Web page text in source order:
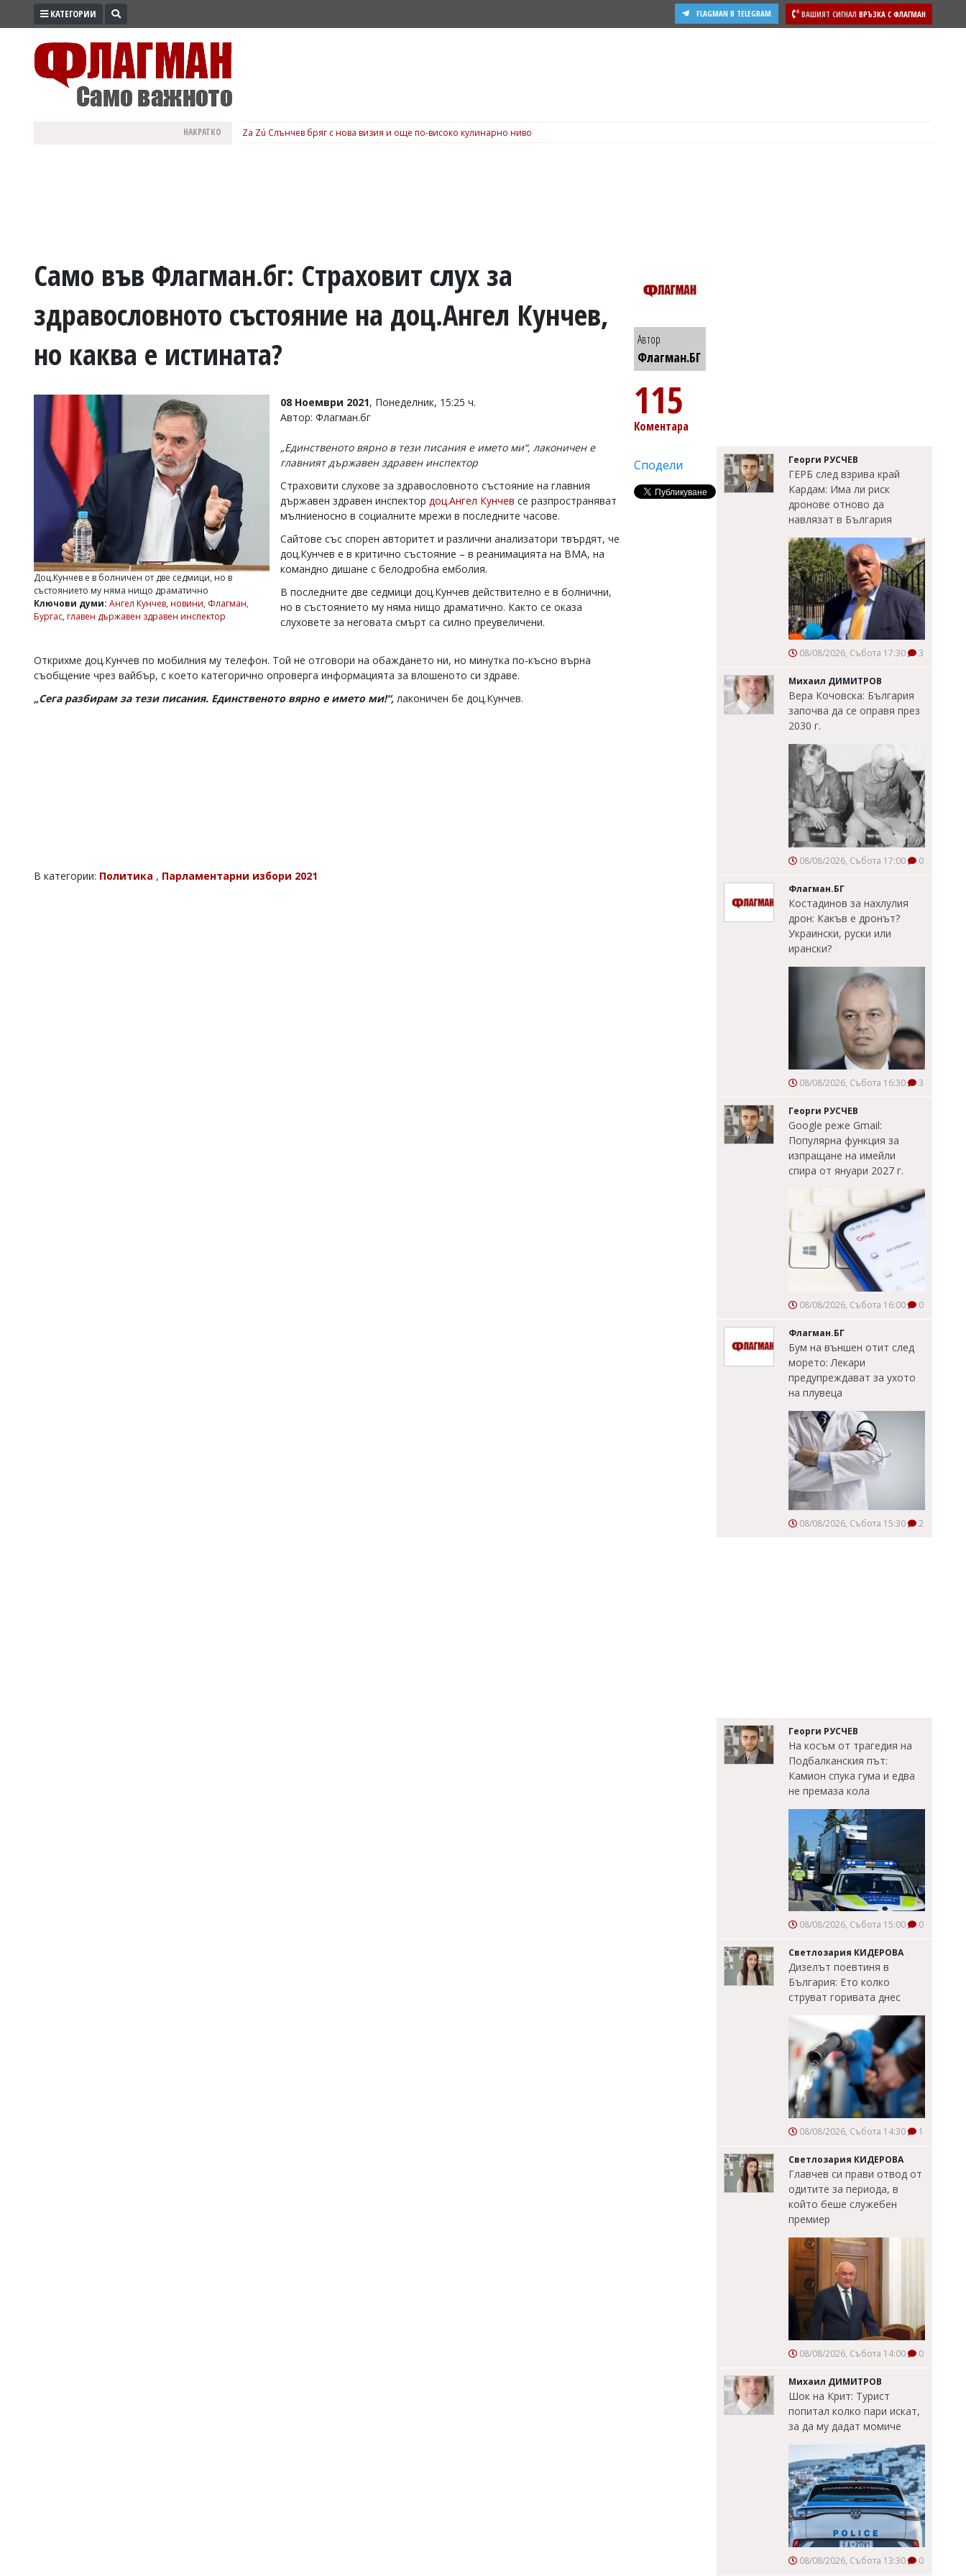
ПРОМО
ВОЙНАТА
УКРАЙНА
РАЗСЛЕДВАНЕ
БИЗНЕС
Управители:
v.vasilev@flagman.bg
Касабова,
k.kassabova@flagman.bg
Главен
редактор:
Коментарите
КАТЕГОРИИ ВАШИЯТ СИГНАЛ ВРЪЗКА С ФЛАГМАН
FLAGMAN В TELEGRAM
НАКРАТКО Za Zú Слънчев бряг с нова визия и още по-високо кулинарно ниво
Само във Флагман.бг: Страховит слух за
здравословното състояние на доц.Ангел Кунчев,
но каква е истината?
Доц.Кунчев е в болничен от две седмици, но в
състоянието му няма нищо драматично
Ключови думи: Ангел Кунчев, новини, Флагман,
Бургас, главен държавен здравен инспектор
08 Ноември 2021, Понеделник, 15:25 ч.
Автор: Флагман.бг
„Единственото вярно в тези писания е името ми“, лаконичен е
главният държавен здравен инспектор
Страховити слухове за здравословното състояние на главния
държавен здравен инспектор доц.Ангел Кунчев се разпространяват
мълниеносно в социалните мрежи в последните часове.
Сайтове със спорен авторитет и различни анализатори твърдят, че
доц.Кунчев е в критично състояние – в реанимацията на ВМА, на
командно дишане с белодробна емболия.
В последните две седмици доц.Кунчев действително е в болнични,
но в състоянието му няма нищо драматично. Както се оказа
слуховете за неговата смърт са силно преувеличени.
Открихме доц.Кунчев по мобилния му телефон. Той не отговори на обаждането ни, но минутка по-късно върна
съобщение чрез вайбър, с което категорично опроверга информацията за влошеното си здраве.
„Сега разбирам за тези писания. Единственото вярно е името ми!“, лаконичен бе доц.Кунчев.
В категории: Политика , Парламентарни избори 2021
Автор
Флагман.БГ
115
Коментара
Сподели Георги РУСЧЕВ
ГЕРБ след взрива край
Кардам: Има ли риск
дронове отново да
навлязат в България
08/08/2026, Събота 17:30 3
Михаил ДИМИТРОВ
Вера Кочовска: България
започва да се оправя през
2030 г.
08/08/2026, Събота 17:00 0
Флагман.БГ
Костадинов за нахлулия
дрон: Какъв е дронът?
Украински, руски или
ирански?
08/08/2026, Събота 16:30 3
Георги РУСЧЕВ
Google реже Gmail:
Популярна функция за
изпращане на имейли
спира от януари 2027 г.
08/08/2026, Събота 16:00 0
Флагман.БГ
Бум на външен отит след
морето: Лекари
предупреждават за ухото
на плувеца
08/08/2026, Събота 15:30 2
Георги РУСЧЕВ
На косъм от трагедия на
Подбалканския път:
Камион спука гума и едва
не премаза кола
08/08/2026, Събота 15:00 0
Светлозария КИДЕРОВА
Дизелът поевтиня в
България: Ето колко
струват горивата днес
08/08/2026, Събота 14:30 1
Светлозария КИДЕРОВА
Главчев си прави отвод от
одитите за периода, в
който беше служебен
премиер
08/08/2026, Събота 14:00 0
Михаил ДИМИТРОВ
Шок на Крит: Турист
попитал колко пари искат,
за да му дадат момиче
08/08/2026, Събота 13:30 0